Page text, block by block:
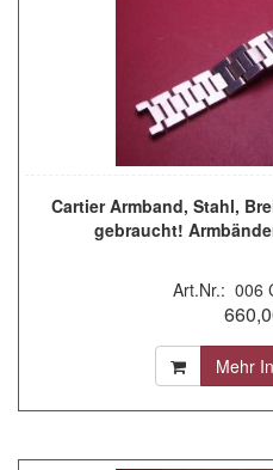
Cartier Armband, Stahl,
gebraucht!
Art.Nr.: 006
Mehr